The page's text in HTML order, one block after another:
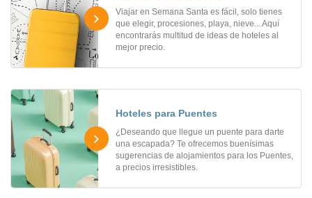
Viajar en Semana Santa es fácil, solo tienes
que elegir, procesiones, playa, nieve... Aquí
encontrarás multitud de ideas de hoteles al
mejor precio.
Hoteles para Puentes
¿Deseando que llegue un puente para darte
una escapada? Te ofrecemos buenísimas
sugerencias de alojamientos para los Puentes,
a precios irresistibles.